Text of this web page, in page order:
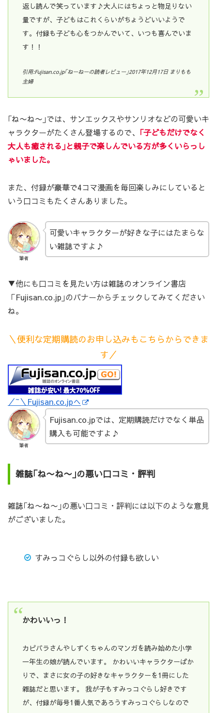
返し読んで笑っています♪大人にはちょっと物足りない
量ですが、子どもはこれくらいがちょうどいいようで
す。付録も子ども心をつかんでいて、いつも喜んでいま
す！！
引用:Fujisan.co.jp｢ねーねーの読者レビュー｣2017年12月17日 まりもも
主婦
｢ね〜ね〜｣では、サンエックスやサンリオなどの可愛いキ
ャラクターがたくさん登場するので、 ｢子どもだけでなく
大人も癒される｣と親子で楽しんでいる方が多くいらっし
ゃいました。
また、付録が豪華で4コマ漫画を毎回楽しみにしていると
いう口コミもたくさんありました。
筆者
可愛いキャラクターが好きな子にはたまらな
い雑誌ですよ♪
▼他にも口コミを見たい方は雑誌のオンライン書店
「Fujisan.co.jp｣のバナーからチェックしてみてください
ね。
＼便利な定期購読のお申し込みもこちらからできま
す／
／~＼Fujisan.co.jpへ
筆者
Fujisan.co.jpでは、定期購読だけでなく単品
購入も可能ですよ♪
雑誌｢ね〜ね〜｣の悪い口コミ・評判
雑誌｢ね〜ね〜｣の悪い口コミ・評判には以下のような意見
がございました。
すみっコぐらし以外の付録も欲しい
かわいいっ！
カピバラさんやしずくちゃんのマンガを読み始めた小学
一年生の娘が読んでいます。 かわいいキャラクターばか
りで、まさに女の子の好きなキャラクターを1冊にした
雑誌だと思います。 我が子もすみっコぐらし好きです
が、付録が毎号1番人気であろうすみっコぐらしなので